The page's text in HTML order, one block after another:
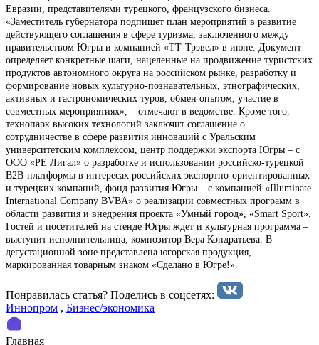
Евразии, представителями турецкого, французского бизнеса.
«Заместитель губернатора подпишет план мероприятий в развитие
действующего соглашения в сфере туризма, заключенного между
правительством Югры и компанией «ТТ-Трэвел» в июне. Документ
определяет конкретные шаги, нацеленные на продвижение туристских
продуктов автономного округа на российском рынке, разработку и
формирование новых культурно-познавательных, этнографических,
активных и гастрономических туров, обмен опытом, участие в
совместных мероприятиях», – отмечают в ведомстве. Кроме того,
технопарк высоких технологий заключит соглашение о
сотрудничестве в сфере развития инноваций с Уральским
университетским комплексом, центр поддержки экспорта Югры – с
ООО «РЕ Лигал» о разработке и использовании российско-турецкой
В2В-платформы в интересах российских экспортно-ориентированных
и турецких компаний, фонд развития Югры – с компанией «Illuminate
International Company BVBA» о реализации совместных программ в
области развития и внедрения проекта «Умный город», «Smart Sport».
Гостей и посетителей на стенде Югры ждет и культурная программа –
выступит исполнительница, композитор Вера Кондратьева. В
дегустационной зоне представлена югорская продукция,
маркированная товарным знаком «Сделано в Югре!».
Понравилась статья? Поделиcь в соцсетях:
Иннопром , Бизнес/экономика
Главная